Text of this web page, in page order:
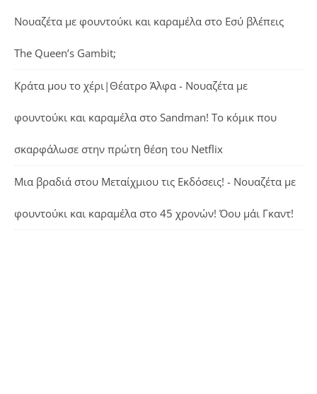
Νουαζέτα με φουντούκι και καραμέλα στο Εσύ βλέπεις
The Queen’s Gambit;
Κράτα μου το χέρι|Θέατρο Άλφα - Νουαζέτα με
φουντούκι και καραμέλα στο Sandman! Το κόμικ που
σκαρφάλωσε στην πρώτη θέση του Netflix
Μια βραδιά στου Μεταίχμιου τις Εκδόσεις! - Νουαζέτα με
φουντούκι και καραμέλα στο 45 χρονών! Όου μάι Γκαντ!